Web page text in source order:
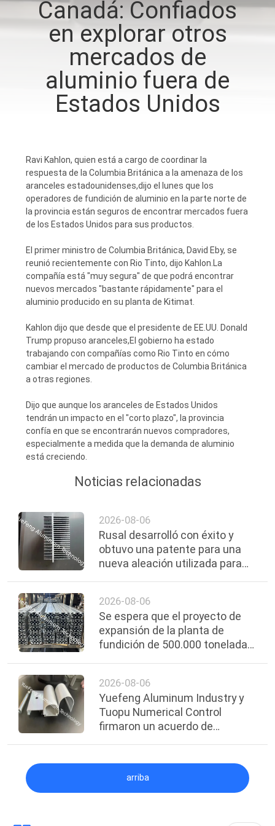
CONTROL
CALIDAD
CONTÁCTENOS
NOTICIAS
SOLICITAR
UNA
COTIZACIÓN
MAPA
DEL
PRIVACY
POLICY
Canadá: Confiados
en explorar otros
mercados de
aluminio fuera de
Estados Unidos
Ravi Kahlon, quien está a cargo de coordinar la
respuesta de la Columbia Británica a la amenaza de los
aranceles estadounidenses,dijo el lunes que los
operadores de fundición de aluminio en la parte norte de
la provincia están seguros de encontrar mercados fuera
de los Estados Unidos para sus productos.
El primer ministro de Columbia Británica, David Eby, se
reunió recientemente con Rio Tinto, dijo Kahlon.La
compañía está "muy segura" de que podrá encontrar
nuevos mercados "bastante rápidamente" para el
aluminio producido en su planta de Kitimat.
Kahlon dijo que desde que el presidente de EE.UU. Donald
Trump propuso aranceles,El gobierno ha estado
trabajando con compañías como Rio Tinto en cómo
cambiar el mercado de productos de Columbia Británica
a otras regiones.
Dijo que aunque los aranceles de Estados Unidos
tendrán un impacto en el "corto plazo", la provincia
confía en que se encontrarán nuevos compradores,
especialmente a medida que la demanda de aluminio
está creciendo.
Noticias relacionadas
2026-08-06
Rusal desarrolló con éxito y
obtuvo una patente para una
nueva aleación utilizada para
2026-08-06
Se espera que el proyecto de
expansión de la planta de
fundición de 500.000 toneladas
complete para 2030.
2026-08-06
Yuefeng Aluminum Industry y
Tuopu Numerical Control
firmaron un acuerdo de
arriba